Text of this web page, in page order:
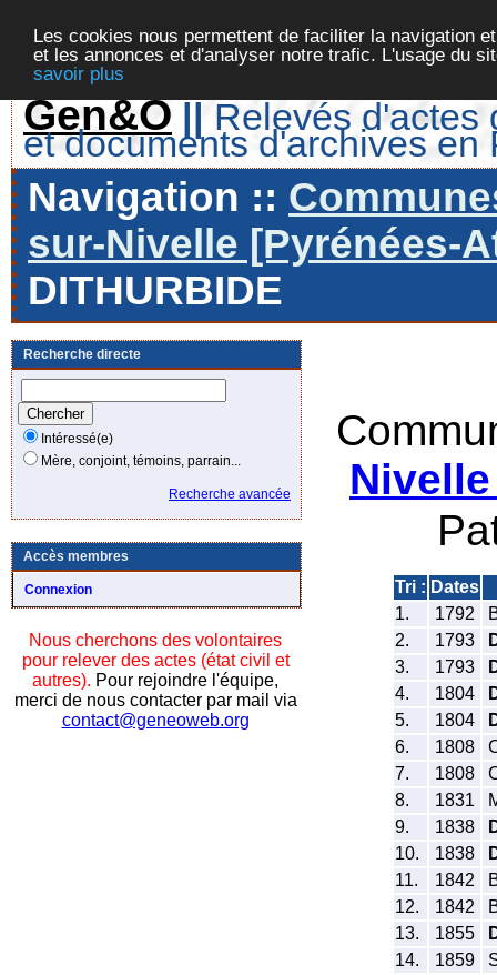
Les cookies nous permettent de faciliter la navigation
et les annonces et d'analyser notre trafic. L'usage du
savoir plus
Gen&O || Relevés d'actes
et documents d'archives en
Navigation ::
sur-Nivelle [Pyrénées-
DITHURBIDE
Recherche directe
Intéressé(e)
Mère, conjoint, témoins, parrain...
Recherche avancée
Accès membres
Connexion
Nous cherchons des volontaires
pour relever des actes (état civil et
autres). Pour rejoindre l'équipe,
merci de nous contacter par mail via
contact@geneoweb.org
Tri : Dates
1.
1792
2.
1793
3.
1793
4.
1804
5.
1804
6.
1808
7.
1808
8.
1831
9.
1838
10.
1838
11.
1842
12.
1842
13.
1855
14.
1859